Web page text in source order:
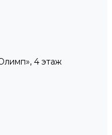
4 этаж